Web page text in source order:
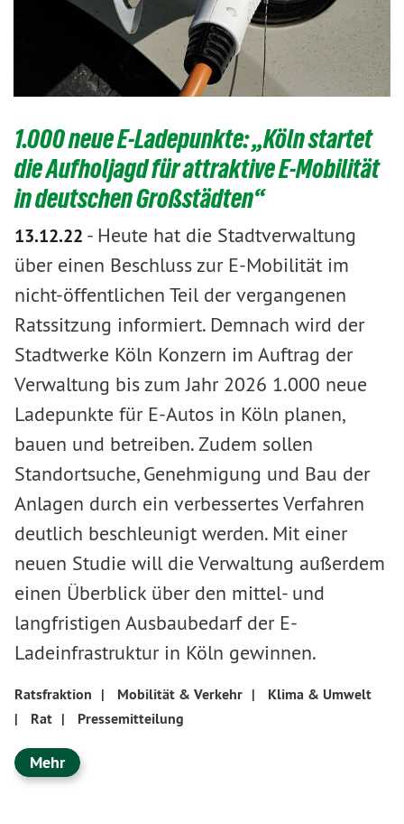
1.000 neue E-Ladepunkte: „Köln startet
die Aufholjagd für attraktive E-Mobilität
in deutschen Großstädten“
13.12.22 - Heute hat die Stadtverwaltung
über einen Beschluss zur E-Mobilität im
nicht-öffentlichen Teil der vergangenen
Ratssitzung informiert. Demnach wird der
Stadtwerke Köln Konzern im Auftrag der
Verwaltung bis zum Jahr 2026 1.000 neue
Ladepunkte für E-Autos in Köln planen,
bauen und betreiben. Zudem sollen
Standortsuche, Genehmigung und Bau der
Anlagen durch ein verbessertes Verfahren
deutlich beschleunigt werden. Mit einer
neuen Studie will die Verwaltung außerdem
einen Überblick über den mittel- und
langfristigen Ausbaubedarf der E-
Ladeinfrastruktur in Köln gewinnen.
Ratsfraktion | Mobilität & Verkehr |
Klima & Umwelt
|
Rat | Pressemitteilung
Mehr